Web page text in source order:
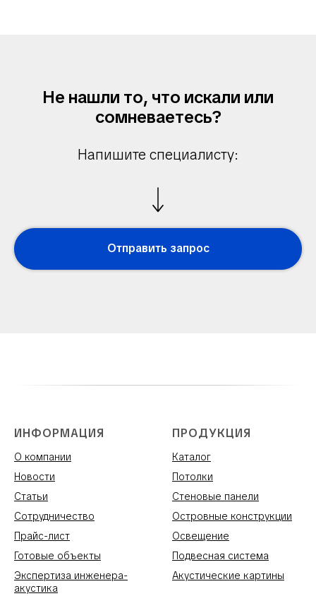
Не нашли то, что искали или
сомневаетесь?
Напишите специалисту:
Отправить запрос
ИНФОРМАЦИЯ
О компании
Новости
Статьи
Сотрудничество
Прайс-лист
Готовые объекты
Экспертиза инженера-
акустика
ПРОДУКЦИЯ
Каталог
Потолки
Стеновые панели
Островные конструкции
Освещение
Подвесная система
Акустические картины